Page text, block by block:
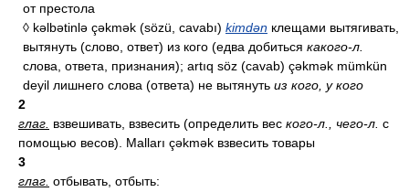
от престола
◊ kəlbətinlə çəkmək (sözü, cavabı) kimdən клещами вытягивать,
вытянуть (слово, ответ) из кого (едва добиться какого-л.
слова, ответа, признания); artıq söz (cavab) çəkmək mümkün
deyil лишнего слова (ответа) не вытянуть из кого, у кого
2
глаг. взвешивать, взвесить (определить вес кого-л., чего-л. с
помощью весов). Malları çəkmək взвесить товары
3
глаг. отбывать, отбыть: